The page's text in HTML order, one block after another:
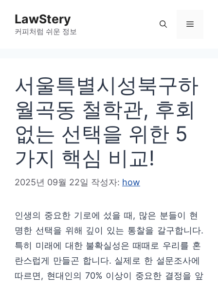
LawStery
커피처럼 쉬운 정보
메
서울특별시성북구하
월곡동 철학관, 후회
없는 선택을 위한 5
가지 핵심 비교!
2025년 09월 22일 작성자: how
인생의 중요한 기로에 섰을 때, 많은 분들이 현
명한 선택을 위해 깊이 있는 통찰을 갈구합니다.
특히 미래에 대한 불확실성은 때때로 우리를 혼
란스럽게 만들곤 합니다. 실제로 한 설문조사에
따르면, 현대인의 70% 이상이 중요한 결정을 앞